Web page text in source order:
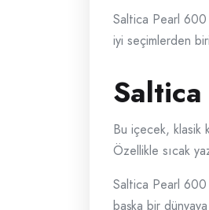
Saltica Pearl 600
iyi seçimlerden
Bu içecek, klasik
Özellikle sıcak
Saltica Pearl 600
başka bir